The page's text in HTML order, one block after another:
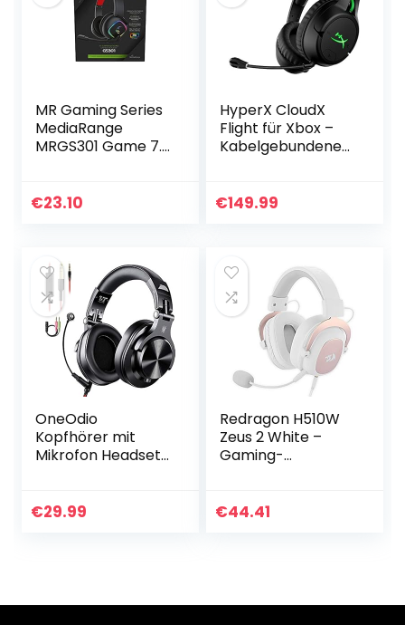
MR Gaming Series
MediaRange
MRGS301 Game 7.1
Kabel
€23.10
HyperX CloudX
Flight für Xbox –
Kabelgebundenes
€149.99
OneOdio
Kopfhörer mit
Mikrofon Headset
Boom Mic für
€29.99
Redragon H510W
Zeus 2 White –
Gaming-
Headset – High
€44.41